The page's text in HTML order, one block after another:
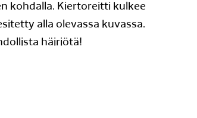
kohdalla. Kiertoreitti kulkee
alla olevassa kuvassa.
häiriötä!